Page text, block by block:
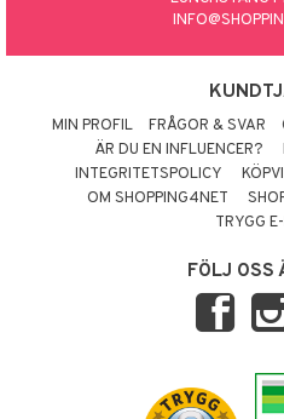
MIN PROFIL FRÅGOR & SVAR
ÄR DU EN INFLUENCER?
INTEGRITETSPOLICY
OM SHOPPING4NET
TRYGG
FÖLJ OSS